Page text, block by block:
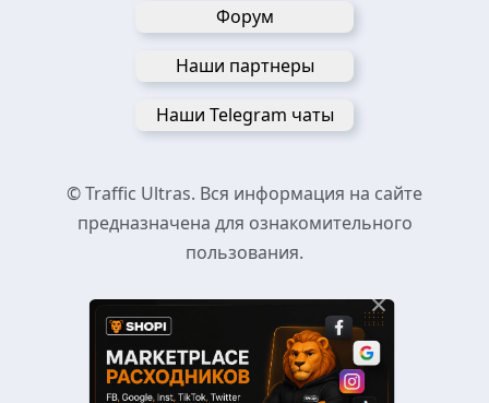
Форум
Наши партнеры
Наши Telegram чаты
© Traffic Ultras. Вся информация на сайте
предназначена для ознакомительного
пользования.
×